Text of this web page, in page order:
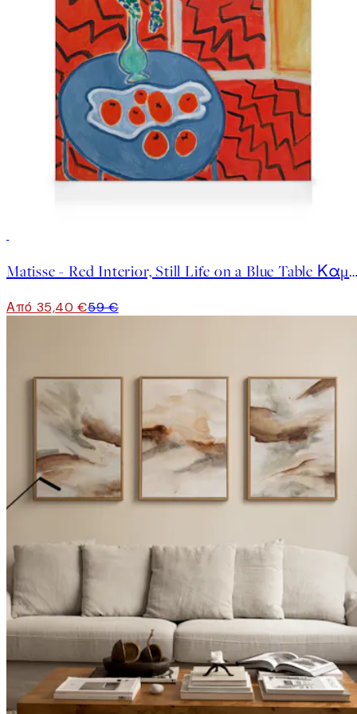
Matisse - Red Interior, Still Life on a Blue Table Καμβάς
Από 35,40 €59 €